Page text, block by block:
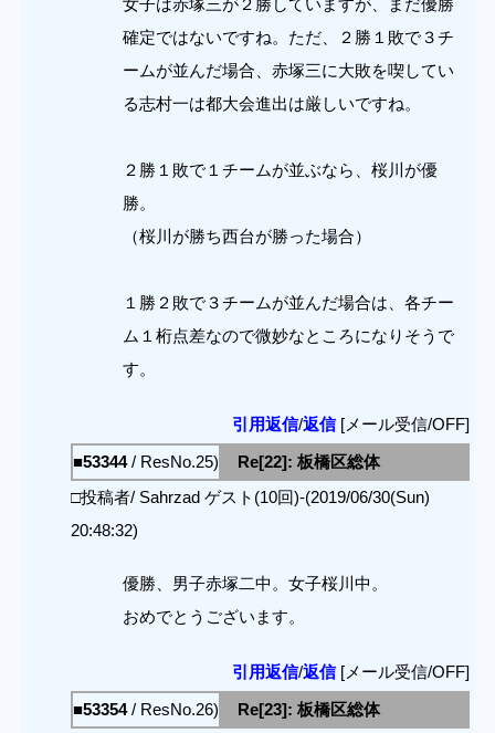
確定ではないですね。ただ、２勝１敗で３チ
ームが並んだ場合、赤塚三に大敗を喫してい
る志村一は都大会進出は厳しいですね。
２勝１敗で１チームが並ぶなら、桜川が優
勝。
（桜川が勝ち西台が勝った場合）
１勝２敗で３チームが並んだ場合は、各チー
ム１桁点差なので微妙なところになりそうで
す。
引用返信/返信[メール受信/OFF]
■53344/ ResNo.25)
Re[22]: 板橋区総体
□投稿者/ Sahrzad ゲスト(10回)-(2019/06/30(Sun)
20:48:32)
優勝、男子赤塚二中。女子桜川中。
おめでとうございます。
引用返信/返信[メール受信/OFF]
■53354/ ResNo.26)
Re[23]: 板橋区総体